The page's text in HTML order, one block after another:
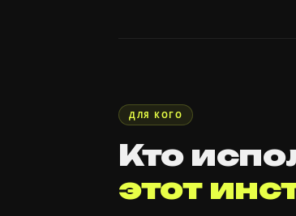
ДЛЯ КОГО
Кто
этот